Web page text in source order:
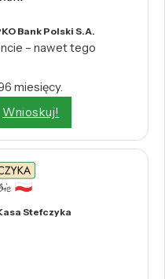
Bank Polski S.A.
– nawet tego
miesięcy.
Wnioskuj!
Stefczyka